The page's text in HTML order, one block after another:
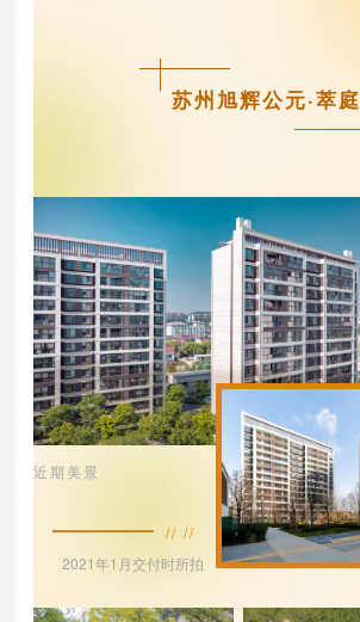
苏州旭辉公元·萃庭
近期美景
// //
2021年1月交付时所拍